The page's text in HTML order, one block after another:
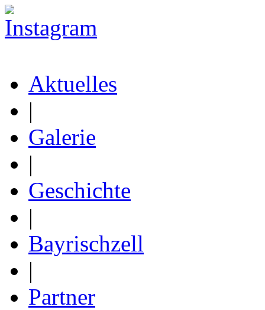
Aktuelles
|
Galerie
|
Geschichte
|
Bayrischzell
|
Partner